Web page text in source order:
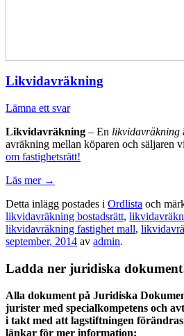
Likvidavräkning
Lämna ett svar
Likvidavräkning – En likvidavräkning
avräkning mellan köparen och säljaren
om fastighetsrätt!
Läs mer →
Detta inlägg postades i Ordlista och
likvidavräkning bostadsrätt,
likvidavräkning fastighet mall,
september, 2014 av admin.
Ladda ner juridiska
Alla dokument på Juridiska
jurister med specialkompetens och
i takt med att lagstiftningen
länkar för mer information: